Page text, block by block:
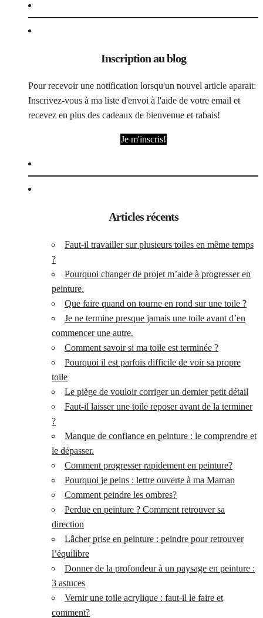
Inscription au blog
Pour recevoir une notification lorsqu'un nouvel article aparait:
Inscrivez-vous à ma liste d'envoi à l'aide de votre email et
recevez en plus des cadeaux de bienvenue et rabais!
Je m'inscris!
Articles récents
Faut-il travailler sur plusieurs toiles en même temps
?
Pourquoi changer de projet m’aide à progresser en
peinture.
Que faire quand on tourne en rond sur une toile ?
Je ne termine presque jamais une toile avant d’en
commencer une autre.
Comment savoir si ma toile est terminée ?
Pourquoi il est parfois difficile de voir sa propre
toile
Le piège de vouloir corriger un dernier petit détail
Faut-il laisser une toile reposer avant de la terminer
?
Manque de confiance en peinture : le comprendre et
le dépasser.
Comment progresser rapidement en peinture?
Pourquoi je peins : lettre ouverte à ma Maman
Comment peindre les ombres?
Perdue en peinture ? Comment retrouver sa
direction
Lâcher prise en peinture : peindre pour retrouver
l’équilibre
Donner de la profondeur à un paysage en peinture :
3 astuces
Vernir une toile acrylique : faut-il le faire et
comment?